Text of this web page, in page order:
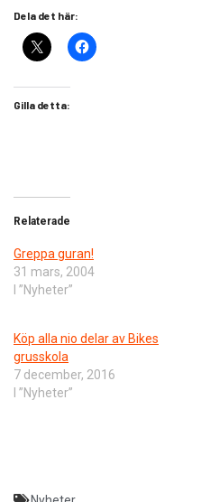
Dela det här:
Gilla detta:
Relaterade
Greppa guran!
31 mars, 2004
I ”Nyheter”
Köp alla nio delar av Bikes
grusskola
7 december, 2016
I ”Nyheter”